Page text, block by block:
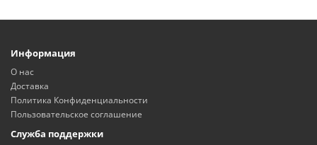
Информация
О нас
Доставка
Политика Конфиденциальности
Пользовательское соглашение
Служба поддержки